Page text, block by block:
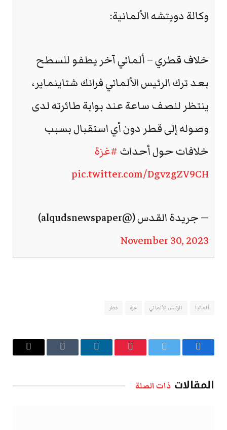
وكالة دويتشه الألمانية:
خلاف قطري – ألماني آخر يطفو للسطح
بعد ترك الرئيس الألماني فرانك شتاينماير،
ينتظر لنصف ساعة عند بوابة طائرته لدى
وصوله إلى قطر دون أي استقبال بسبب
خلافات حول أحداث#غزة
pic.twitter.com/DgvzgZV9CH
— جريدة القدس (@alqudsnewspaper)
November 30, 2023
ألمانيا الرئيس الألماني غزة قطر
فيسبوك تويتر بينتيريستلينكدإن Tumblr
البريد
المقالات ذات الصلة